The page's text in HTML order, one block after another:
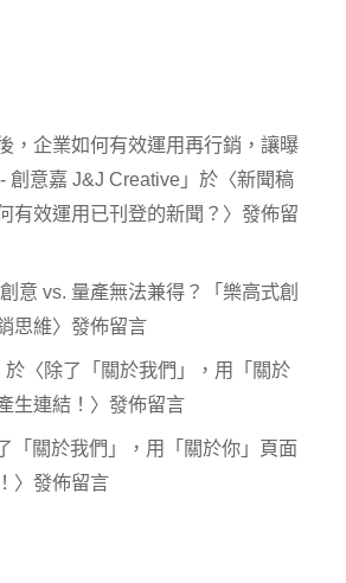
，企業如何有效運用再行銷，讓曝
創意嘉 J&J Creative 」於〈新聞稿
有效運用已刊登的新聞？ 〉發佈留
創意 vs. 量產無法兼得？「樂高式創
思維〉發佈留言
於〈除了「關於我們」，用「關於
生連結！ 〉發佈留言
「關於我們」，用「關於你」頁面
〉發佈留言